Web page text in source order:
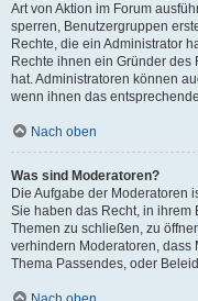
Art von Aktion im Forum
sperren, Benutzergruppen
Rechte, die ein Administrator
Rechte ihnen ein Gründer des
hat. Administratoren können
wenn ihnen das
Nach oben
Was sind Moderatoren?
Die Aufgabe der Moderatoren
Sie haben das Recht, in ihrem
Themen zu schließen, zu
verhindern Moderatoren, dass
Thema Passendes, oder